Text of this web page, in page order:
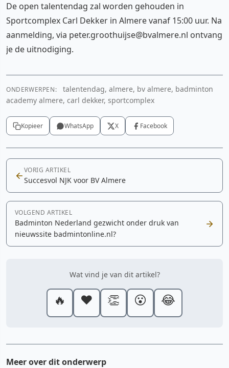
De open talentendag zal worden gehouden in
Sportcomplex Carl Dekker in Almere vanaf 15:00 uur. Na
aanmelding, via peter.groothuijse@bvalmere.nl ontvang
je de uitnodiging.
ONDERWERPEN:
talentendag, almere, bv almere, badminton
academy almere, carl dekker, sportcomplex
Kopieer WhatsApp X Facebook
VORIG ARTIKEL
Succesvol NJK voor BV Almere
VOLGEND ARTIKEL
Badminton Nederland gezwicht onder druk van
nieuwssite badmintonline.nl?
Wat vind je van dit artikel?
🔥 ❤️ 👏 😮 😂
Meer over dit onderwerp